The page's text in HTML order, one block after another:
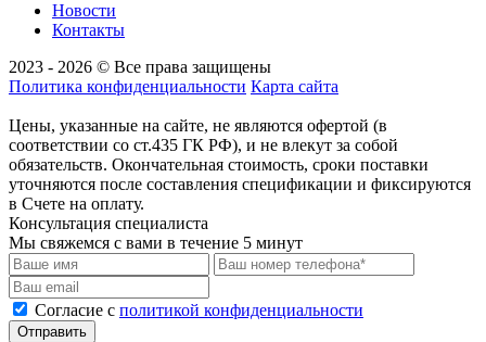
Новости
Контакты
2023 - 2026 © Все права защищены
Политика конфиденциальности Карта сайта
Цены, указанные на сайте, не являются офертой (в
соответствии со ст.435 ГК РФ), и не влекут за собой
обязательств. Окончательная стоимость, сроки поставки
уточняются после составления спецификации и фиксируются
в Счете на оплату.
Консультация специалиста
Мы свяжемся с вами в течение 5 минут
Cогласие с политикой конфиденциальности
Отправить